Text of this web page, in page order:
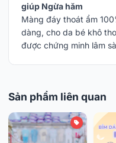
giúp Ngừa hăm
Màng đáy thoát ẩm
dàng, cho da bé khô
được chứng minh lâm
Sản phẩm liên quan